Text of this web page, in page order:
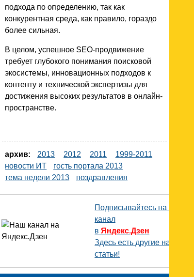
подхода по определению, так как
конкурентная среда, как правило, гораздо
более сильная.
В целом, успешное SEO-продвижение
требует глубокого понимания поисковой
экосистемы, инновационных подходов к
контенту и технической экспертизы для
достижения высоких результатов в онлайн-
пространстве.
архив: 2013 2012 2011
1999-2011
новости ИТ
гость портала 2013
тема недели 2013
поздравления
Подписывайтесь на наш
канал
в Яндекс.Дзен
Здесь есть другие наши
статьи!